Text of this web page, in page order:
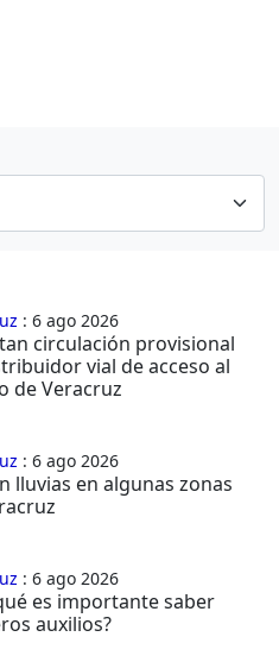
: 6 ago 2026
circulación provisional
vial de acceso al
de Veracruz
: 6 ago 2026
lluvias en algunas zonas
: 6 ago 2026
es importante saber
auxilios?